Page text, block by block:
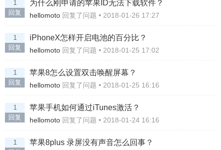
1
回复
为什么刚申请的苹果ID无法下载软件？
hellomoto 回复了问题 • 2018-01-26 17:27
1
回复
iPhoneX怎样开启电池的百分比？
hellomoto 回复了问题 • 2018-01-25 17:02
1
回复
苹果8怎么设置双击唤醒屏幕？
hellomoto 回复了问题 • 2018-01-25 16:16
1
回复
苹果手机如何通过iTunes激活？
hellomoto 回复了问题 • 2018-01-24 16:16
1
苹果8plus 录屏没有声音怎么回事？